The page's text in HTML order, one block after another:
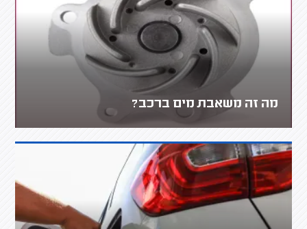
מה זה משאבת מים ברכב?